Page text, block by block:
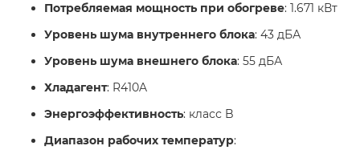
Потребляемая мощность при обогреве: 1.671 кВт
Уровень шума внутреннего блока: 43 дБА
Уровень шума внешнего блока: 55 дБА
Хладагент: R410A
Энергоэффективность: класс B
Диапазон рабочих температур: